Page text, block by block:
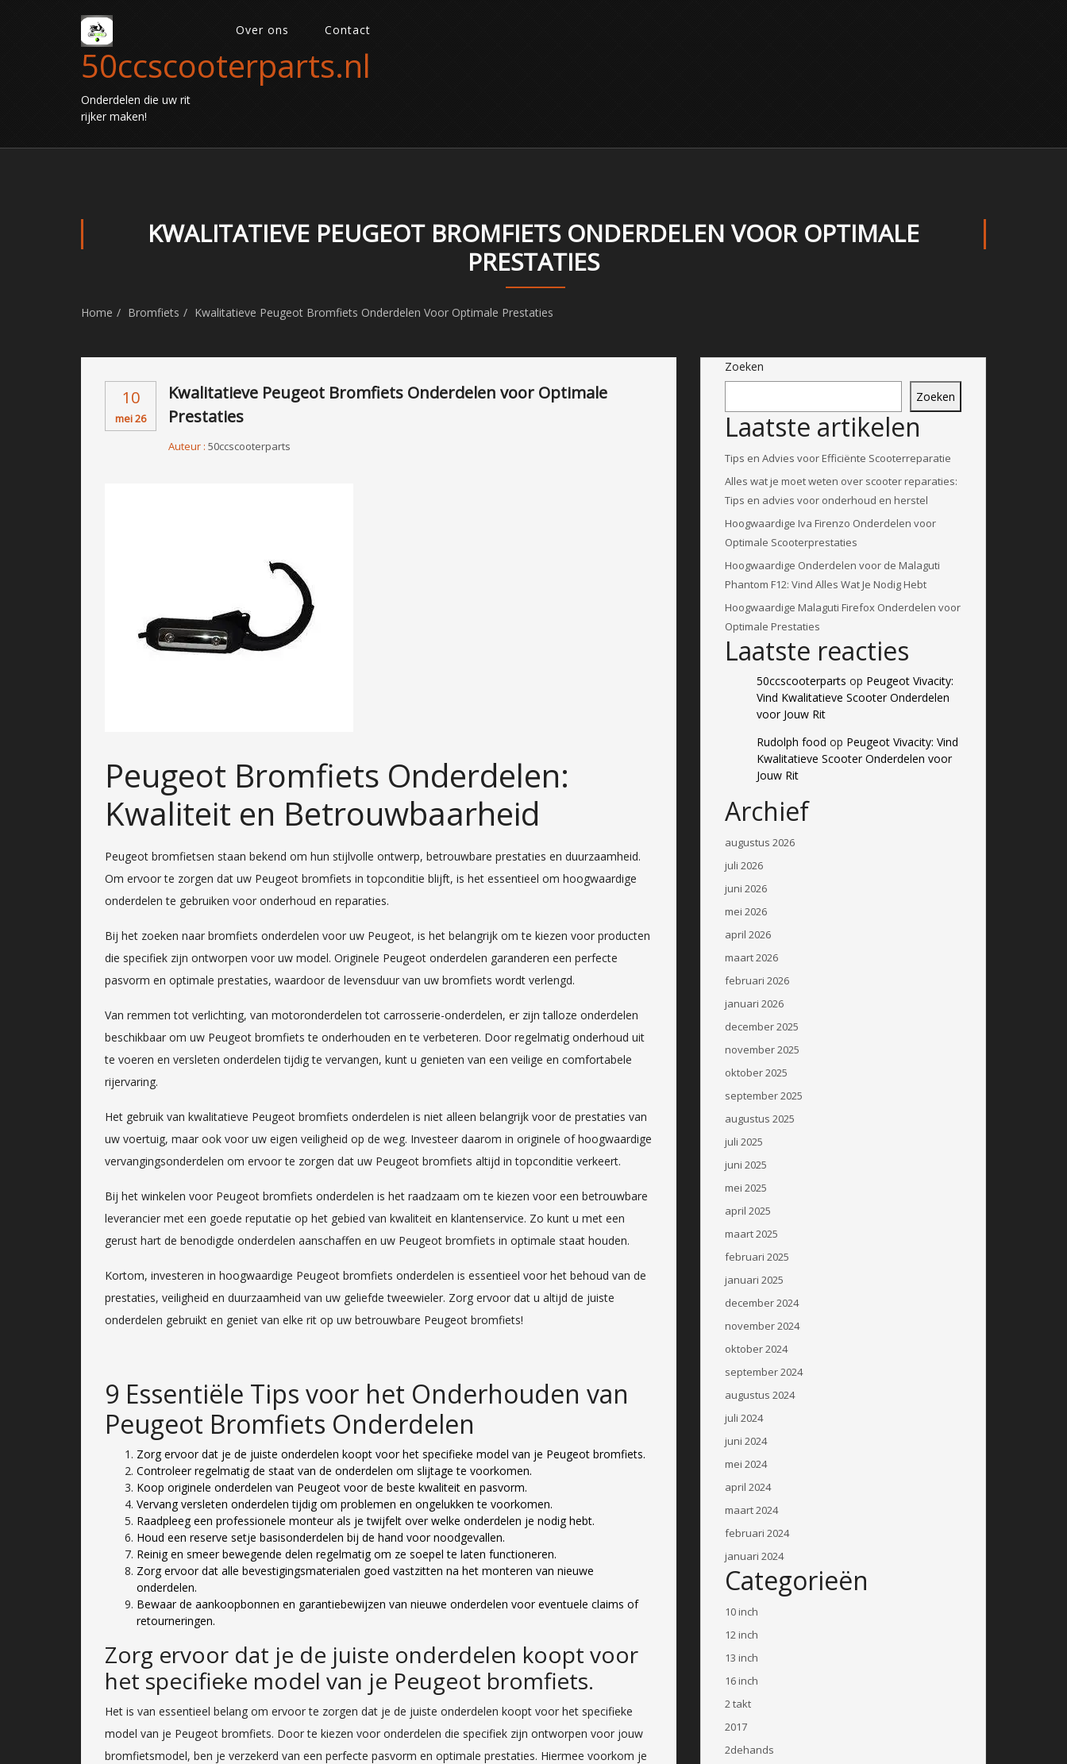
50ccscooterparts.nl
Onderdelen die uw rit
rijker maken!
Over ons Contact
KWALITATIEVE PEUGEOT BROMFIETS ONDERDELEN VOOR OPTIMALE
PRESTATIES
Home Bromfiets Kwalitatieve Peugeot Bromfiets Onderdelen Voor Optimale Prestaties
10
mei 26
Kwalitatieve Peugeot Bromfiets Onderdelen voor Optimale
Prestaties
Auteur : 50ccscooterparts
Peugeot Bromfiets Onderdelen:
Kwaliteit en Betrouwbaarheid
Peugeot bromfietsen staan bekend om hun stijlvolle ontwerp, betrouwbare prestaties en duurzaamheid.
Om ervoor te zorgen dat uw Peugeot bromfiets in topconditie blijft, is het essentieel om hoogwaardige
onderdelen te gebruiken voor onderhoud en reparaties.
Bij het zoeken naar bromfiets onderdelen voor uw Peugeot, is het belangrijk om te kiezen voor producten
die specifiek zijn ontworpen voor uw model. Originele Peugeot onderdelen garanderen een perfecte
pasvorm en optimale prestaties, waardoor de levensduur van uw bromfiets wordt verlengd.
Van remmen tot verlichting, van motoronderdelen tot carrosserie-onderdelen, er zijn talloze onderdelen
beschikbaar om uw Peugeot bromfiets te onderhouden en te verbeteren. Door regelmatig onderhoud uit
te voeren en versleten onderdelen tijdig te vervangen, kunt u genieten van een veilige en comfortabele
rijervaring.
Het gebruik van kwalitatieve Peugeot bromfiets onderdelen is niet alleen belangrijk voor de prestaties van
uw voertuig, maar ook voor uw eigen veiligheid op de weg. Investeer daarom in originele of hoogwaardige
vervangingsonderdelen om ervoor te zorgen dat uw Peugeot bromfiets altijd in topconditie verkeert.
Bij het winkelen voor Peugeot bromfiets onderdelen is het raadzaam om te kiezen voor een betrouwbare
leverancier met een goede reputatie op het gebied van kwaliteit en klantenservice. Zo kunt u met een
gerust hart de benodigde onderdelen aanschaffen en uw Peugeot bromfiets in optimale staat houden.
Kortom, investeren in hoogwaardige Peugeot bromfiets onderdelen is essentieel voor het behoud van de
prestaties, veiligheid en duurzaamheid van uw geliefde tweewieler. Zorg ervoor dat u altijd de juiste
onderdelen gebruikt en geniet van elke rit op uw betrouwbare Peugeot bromfiets!
9 Essentiële Tips voor het Onderhouden van
Peugeot Bromfiets Onderdelen
Zorg ervoor dat je de juiste onderdelen koopt voor het specifieke model van je Peugeot bromfiets.
Controleer regelmatig de staat van de onderdelen om slijtage te voorkomen.
Koop originele onderdelen van Peugeot voor de beste kwaliteit en pasvorm.
Vervang versleten onderdelen tijdig om problemen en ongelukken te voorkomen.
Raadpleeg een professionele monteur als je twijfelt over welke onderdelen je nodig hebt.
Houd een reserve setje basisonderdelen bij de hand voor noodgevallen.
Reinig en smeer bewegende delen regelmatig om ze soepel te laten functioneren.
Zorg ervoor dat alle bevestigingsmaterialen goed vastzitten na het monteren van nieuwe
onderdelen.
Bewaar de aankoopbonnen en garantiebewijzen van nieuwe onderdelen voor eventuele claims of
retourneringen.
Zorg ervoor dat je de juiste onderdelen koopt voor
het specifieke model van je Peugeot bromfiets.
Het is van essentieel belang om ervoor te zorgen dat je de juiste onderdelen koopt voor het specifieke
model van je Peugeot bromfiets. Door te kiezen voor onderdelen die specifiek zijn ontworpen voor jouw
bromfietsmodel, ben je verzekerd van een perfecte pasvorm en optimale prestaties. Hiermee voorkom je
Zoeken
Zoeken
Laatste artikelen
Tips en Advies voor Efficiënte Scooterreparatie
Alles wat je moet weten over scooter reparaties:
Tips en advies voor onderhoud en herstel
Hoogwaardige Iva Firenzo Onderdelen voor
Optimale Scooterprestaties
Hoogwaardige Onderdelen voor de Malaguti
Phantom F12: Vind Alles Wat Je Nodig Hebt
Hoogwaardige Malaguti Firefox Onderdelen voor
Optimale Prestaties
Laatste reacties
50ccscooterparts op Peugeot Vivacity:
Vind Kwalitatieve Scooter Onderdelen
voor Jouw Rit
Rudolph food op Peugeot Vivacity: Vind
Kwalitatieve Scooter Onderdelen voor
Jouw Rit
Archief
augustus 2026
juli 2026
juni 2026
mei 2026
april 2026
maart 2026
februari 2026
januari 2026
december 2025
november 2025
oktober 2025
september 2025
augustus 2025
juli 2025
juni 2025
mei 2025
april 2025
maart 2025
februari 2025
januari 2025
december 2024
november 2024
oktober 2024
september 2024
augustus 2024
juli 2024
juni 2024
mei 2024
april 2024
maart 2024
februari 2024
januari 2024
Categorieën
10 inch
12 inch
13 inch
16 inch
2 takt
2017
2dehands